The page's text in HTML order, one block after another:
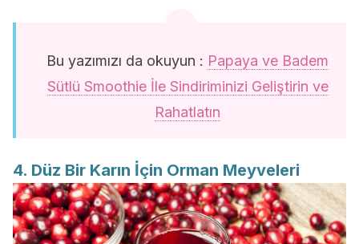
Bu yazımızı da okuyun : Papaya ve Badem
Sütlü Smoothie İle Sindiriminizi Geliştirin ve
Rahatlatın
4. Düz Bir Karın İçin Orman Meyveleri